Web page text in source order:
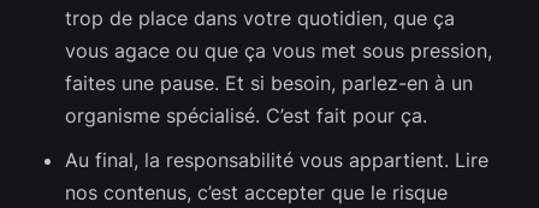
trop de place dans votre quotidien, que ça
vous agace ou que ça vous met sous pression,
faites une pause. Et si besoin, parlez-en à un
organisme spécialisé. C’est fait pour ça.
Au final, la responsabilité vous appartient. Lire
nos contenus, c’est accepter que le risque